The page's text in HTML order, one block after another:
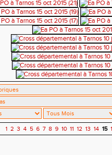
1 2 3 4 5 6 7 8 9 10 11 12 13 14 15